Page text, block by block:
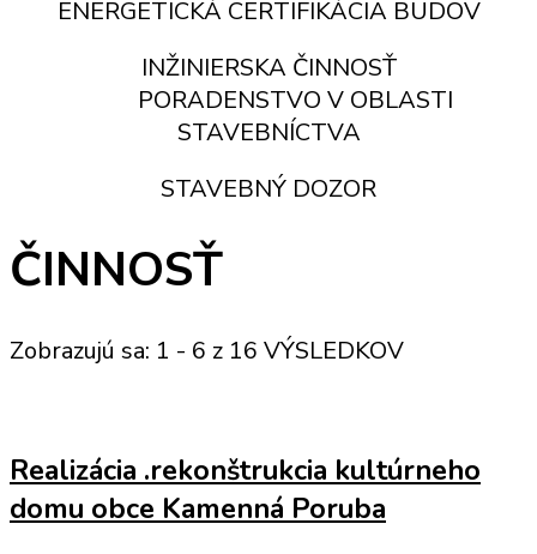
ENERGETICKÁ CERTIFIKÁCIA BUDOV
INŽINIERSKA ČINNOSŤ
PORADENSTVO V OBLASTI
STAVEBNÍCTVA
STAVEBNÝ DOZOR
ČINNOSŤ
Zobrazujú sa: 1 - 6 z 16 VÝSLEDKOV
Realizácia .rekonštrukcia kultúrneho
domu obce Kamenná Poruba